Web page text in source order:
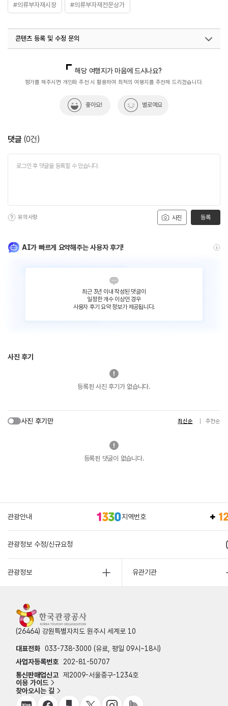
#의류부자재시장 #의류부자재전문상가
콘텐츠 등록 및 수정 문의
해당 여행지가 마음에 드시나요?
평가를 해주시면 개인화 추천 시 활용하여 최적의 여행지를 추천해 드리겠습니다.
좋아요! 별로예요
댓글 (0건)
사진
유의사항 등록
AI가 빠르게 요약해주는 사용자 후기!
최근 3년 이내 작성된 댓글이
일정한 개수 이상인 경우
사용자 후기 요약 정보가 제공됩니다.
사진 후기
등록된 사진 후기가 없습니다.
사진 후기만 최신순 추천순
등록된 댓글이 없습니다.
관광안내 지역번호
관광정보 수정/신규요청
관광정보 유관기관
(26464) 강원특별자치도 원주시 세계로 10
대표전화 033-738-3000 (유료, 평일 09시~18시)
사업자등록번호
202-81-50707
통신판매업신고 제2009-서울중구-1234호
이용 가이드
찾아오시는 길